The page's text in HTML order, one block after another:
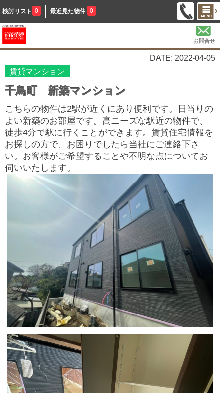
検討リスト 0 最近見た物件 0
お問合せ
DATE: 2022-04-05
賃貸マンション
千鳥町 新築マンション
こちらの物件は2駅が近くにあり便利です。日当りの
よい新築のお部屋です。高ニーズな駅近の物件で、
徒歩4分で駅に行くことができます。賃貸住宅情報を
お探しの方で、お困りでしたら当社にご連絡下さ
い。お客様がご希望することや不明な点についてお
伺いいたします。